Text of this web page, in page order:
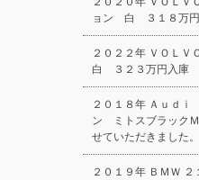
ョン 白 ３１８万
２０２２年 ＶＯＬ
白 ３２３万円入庫
２０１８年 Ａｕｄ
ン ミトスブラック
せていただきました。
２０１９年 ＢＭＷ